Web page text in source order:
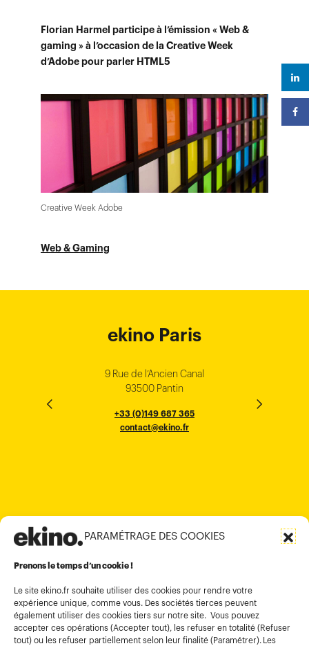
PARAMÉTRAGE DES COOKIES
Prenons le temps d’un cookie !
Le site ekino.fr souhaite utiliser des cookies pour rendre votre
expérience unique, comme vous. Des sociétés tierces peuvent
également utiliser des cookies tiers sur notre site. Vous pouvez
accepter ces opérations (Accepter tout), les refuser en totalité (Refuser
tout) ou les refuser partiellement selon leur finalité (Paramétrer). Les
Florian Harmel participe à l’émission « Web &
gaming » à l’occasion de la Creative Week
d’Adobe pour parler HTML5
Creative Week Adobe
Web & Gaming
ekino Paris
9 Rue de l’Ancien Canal
93500 Pantin
+33 (0)149 687 365
contact@ekino.fr
ekino
80 Robinson Road
Singapore 068898
+65 6317 6600contact@ekino.sg
ekino Ho Chi
THE EMPORIUM, 3rd Floor
184 Le Dai Hanh, Phu Tho Ward
Ho-Chi-Minh City
ekino Bordeaux
1 cours Xavier Arnozan
33000 Bordeaux
+33 (0)5 57 22 76 60
contact@ekino.fr
ekino Hong
25F, Paul Y. Centre 51
Hung To Rd, Kwan Tong
Hong Kong
ekino
124, Surya Chambers
6th Floor, HAL Old Airport Rd
Murugesh Pallya, Karnataka
ekino New York
200 Madison Ave
NEW YORK
+84909233727
Informations légales
Conditions générales d’utilisation
Politique de confidentialité
Politique cookies
Gestion des cookies